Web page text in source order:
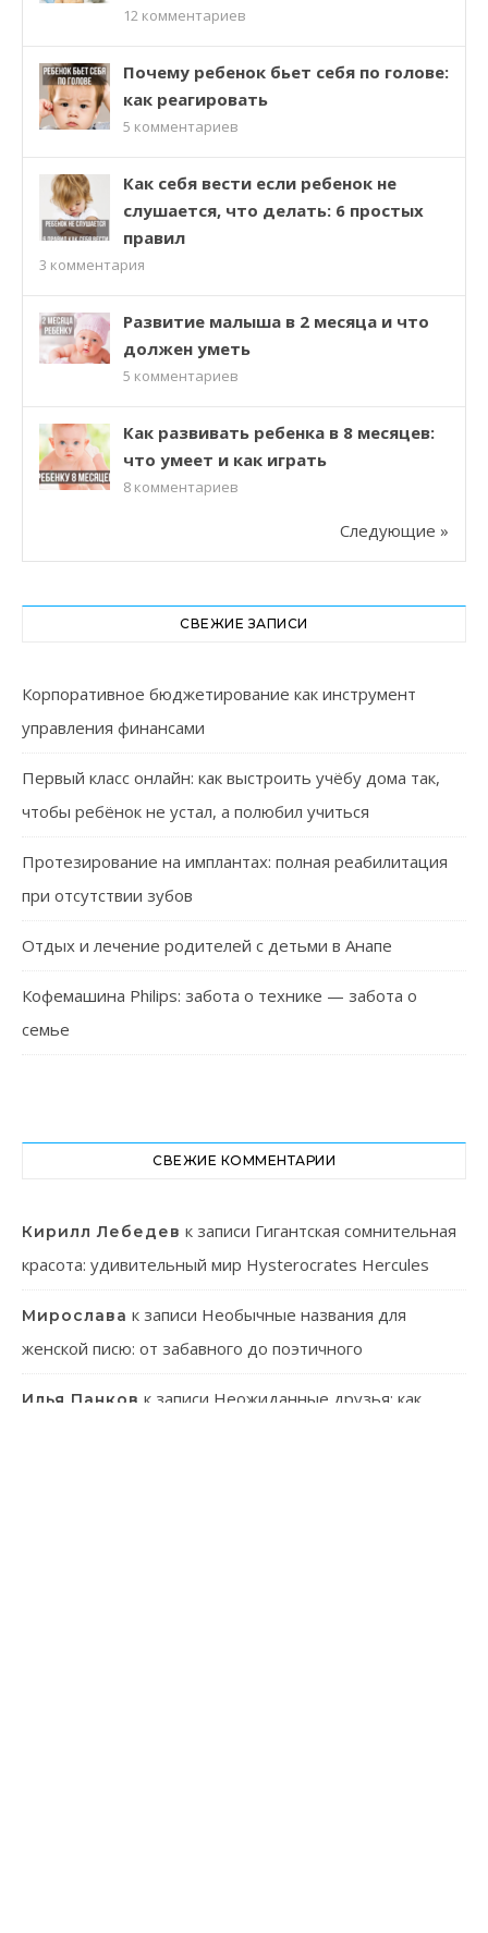
12 комментариев
Почему ребенок бьет себя по голове:
как реагировать
5 комментариев
Как себя вести если ребенок не
слушается, что делать: 6 простых
правил
3 комментария
Развитие малыша в 2 месяца и что
должен уметь
5 комментариев
Как развивать ребенка в 8 месяцев:
что умеет и как играть
8 комментариев
Следующие »
СВЕЖИЕ ЗАПИСИ
Корпоративное бюджетирование как инструмент
управления финансами
Первый класс онлайн: как выстроить учёбу дома так,
чтобы ребёнок не устал, а полюбил учиться
Протезирование на имплантах: полная реабилитация
при отсутствии зубов
Отдых и лечение родителей с детьми в Анапе
Кофемашина Philips: забота о технике — забота о
семье
СВЕЖИЕ КОММЕНТАРИИ
Кирилл Лебедев к записи Гигантская сомнительная
красота: удивительный мир Hysterocrates Hercules
Мирослава к записи Необычные названия для
женской писю: от забавного до поэтичного
Илья Панков к записи Неожиданные друзья: как